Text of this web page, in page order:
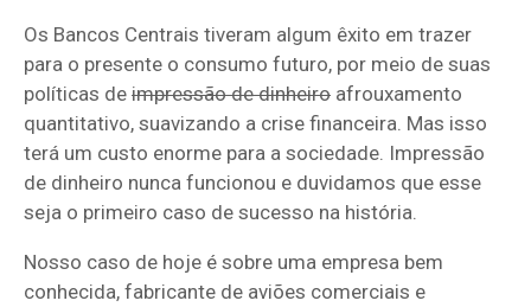
Os Bancos Centrais tiveram algum êxito em trazer
para o presente o consumo futuro, por meio de suas
políticas de impressão de dinheiro afrouxamento
quantitativo, suavizando a crise financeira. Mas isso
terá um custo enorme para a sociedade. Impressão
de dinheiro nunca funcionou e duvidamos que esse
seja o primeiro caso de sucesso na história.
Nosso caso de hoje é sobre uma empresa bem
conhecida, fabricante de aviões comerciais e